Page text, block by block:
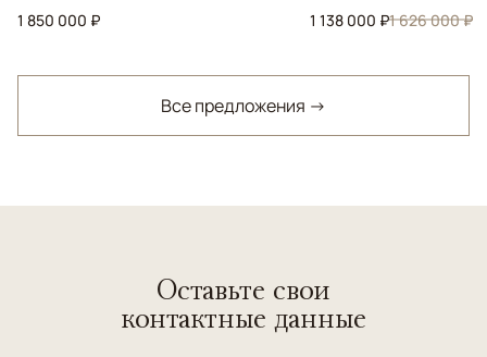
1 850 000 ₽
1 138 000 ₽1 626 000 ₽
Все предложения →
Оставьте свои
контактные данные